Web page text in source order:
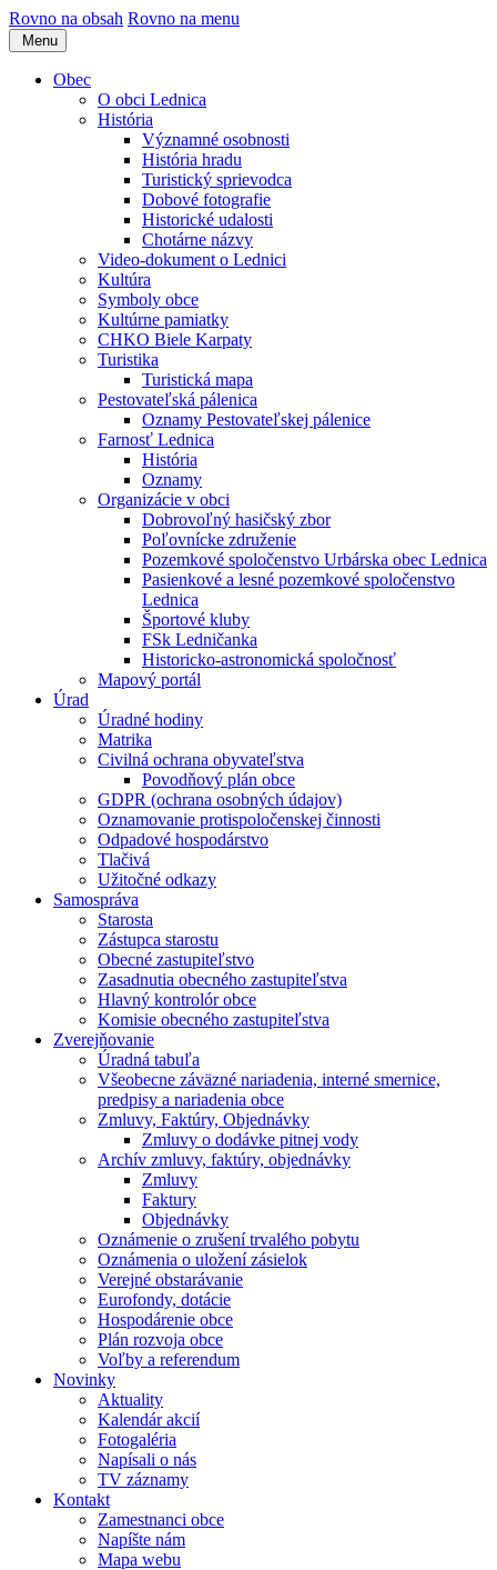
Rovno na obsah Rovno na menu
Menu
Obec
O obci Lednica
História
Významné osobnosti
História hradu
Turistický sprievodca
Dobové fotografie
Historické udalosti
Chotárne názvy
Video-dokument o Lednici
Kultúra
Symboly obce
Kultúrne pamiatky
CHKO Biele Karpaty
Turistika
Turistická mapa
Pestovateľská pálenica
Oznamy Pestovateľskej pálenice
Farnosť Lednica
História
Oznamy
Organizácie v obci
Dobrovoľný hasičský zbor
Poľovnícke združenie
Pozemkové spoločenstvo Urbárska obec Lednica
Pasienkové a lesné pozemkové spoločenstvo
Lednica
Športové kluby
FSk Ledničanka
Historicko-astronomická spoločnosť
Mapový portál
Úrad
Úradné hodiny
Matrika
Civilná ochrana obyvateľstva
Povodňový plán obce
GDPR (ochrana osobných údajov)
Oznamovanie protispoločenskej činnosti
Odpadové hospodárstvo
Tlačivá
Užitočné odkazy
Samospráva
Starosta
Zástupca starostu
Obecné zastupiteľstvo
Zasadnutia obecného zastupiteľstva
Hlavný kontrolór obce
Komisie obecného zastupiteľstva
Zverejňovanie
Úradná tabuľa
Všeobecne záväzné nariadenia, interné smernice,
predpisy a nariadenia obce
Zmluvy, Faktúry, Objednávky
Zmluvy o dodávke pitnej vody
Archív zmluvy, faktúry, objednávky
Zmluvy
Faktury
Objednávky
Oznámenie o zrušení trvalého pobytu
Oznámenia o uložení zásielok
Verejné obstarávanie
Eurofondy, dotácie
Hospodárenie obce
Plán rozvoja obce
Voľby a referendum
Novinky
Aktuality
Kalendár akcií
Fotogaléria
Napísali o nás
TV záznamy
Kontakt
Zamestnanci obce
Napíšte nám
Mapa webu